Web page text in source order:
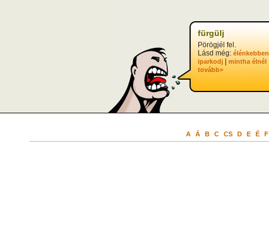
fürgülj
Pörögjél fel.
Lásd még: élénkebben
iparkodj
mintha élnél
tovább>
A
Á B C CS D E É F